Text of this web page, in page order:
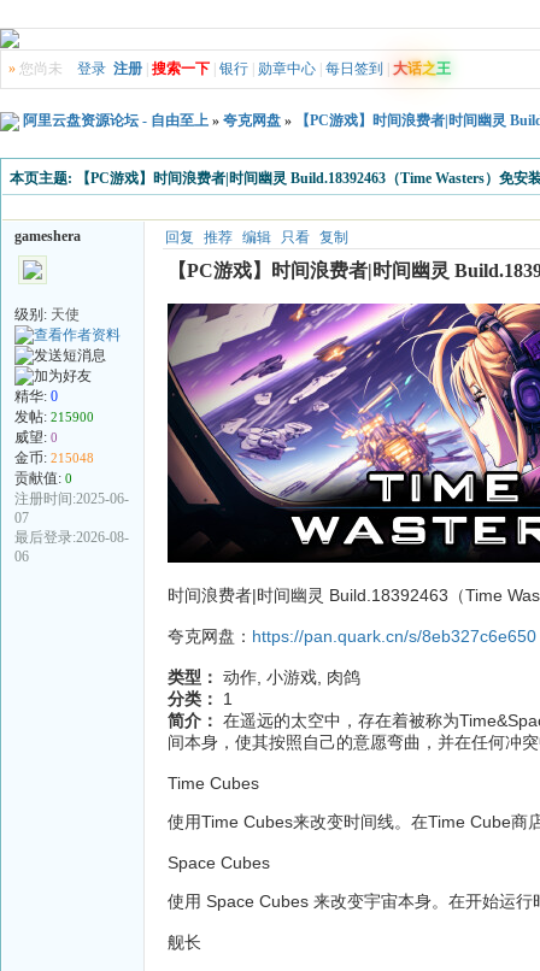
» 您尚未 登录 注册 搜索一下 银行 勋章中心 每日签到 大话之王
阿里云盘资源论坛 - 自由至上 » 夸克网盘 » 【PC游戏】时间浪费者|时间幽灵
本页主题: 【PC游戏】时间浪费者|时间幽灵 Build.18392463（Time Wasters）免安
gameshera
级别: 天使
精华: 0
发帖: 215900
威望: 0
金币: 215048
贡献值: 0
注册时间:2025-06-
07
最后登录:2026-08-
06
回复 推荐 编辑 只看 复制
【PC游戏】时间浪费者|时间幽灵
时间浪费者|时间幽灵 Build.18392463（Time
夸克网盘： https://pan.quark.cn/s/8eb327c6e650
类型： 动作, 小游戏, 肉鸽
分类：
1
简介： 在遥远的太空中，存在着被称为
间本身，使其按照自己的意愿弯曲，并在任何冲
Time Cubes
使用Time Cubes来改变时间线。在Time Cube商
Space Cubes
使用 Space Cubes 来改变宇宙本身。在开始运
舰长